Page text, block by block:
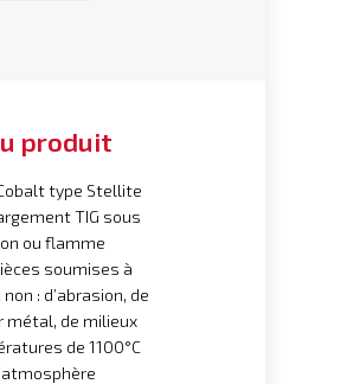
produit
type Stellite
TIG sous
ou flamme
soumises à
: d’abrasion, de
de milieux
de 1100°C